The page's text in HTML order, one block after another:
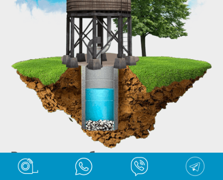
Разводка труб от центрального
водопровода